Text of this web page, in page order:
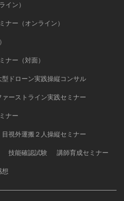
イン）
ナー（オンライン）
ナー（対面）
型ドローン実践操縦コンサル
ァーストライン実践セミナー
ナー
目視外運搬２人操縦セミナー
技能確認試験 講師育成セミナー
想